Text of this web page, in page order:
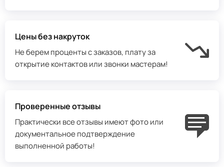
Цены без накруток
Не берем проценты с заказов, плату за
открытие контактов или звонки мастерам!
Проверенные отзывы
Практически все отзывы имеют фото или
документальное подтверждение
выполненной работы!